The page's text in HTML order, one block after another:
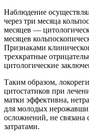
Наблюдение
через три месяца
месяцев —
месяцев
Признаками
трехкратные
цитологические
Таким образом,
цитостатиков при
матки эффективна,
для молодых
осложнений, не
затратами.